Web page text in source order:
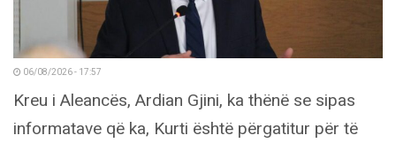
06/08/2026 - 17:57
Kreu i Aleancës, Ardian Gjini, ka thënë se sipas
informatave që ka, Kurti është përgatitur për të